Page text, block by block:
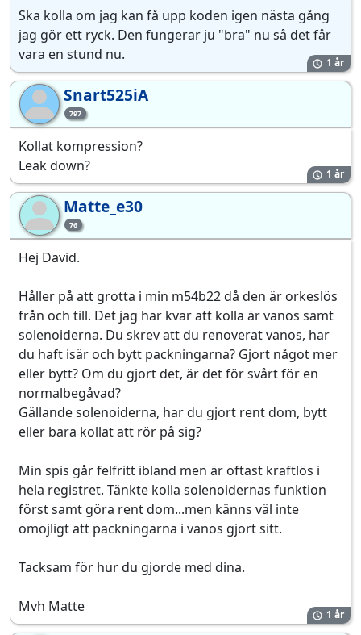
Ska kolla om jag kan få upp koden igen nästa gång
jag gör ett ryck. Den fungerar ju "bra" nu så det får
vara en stund nu.
1 år
Sn 797
Snart525iA
Kollat kompression?
Leak down?
1 år
Ma 76
Matte_e30
Hej David.
Håller på att grotta i min m54b22 då den är orkeslös
från och till. Det jag har kvar att kolla är vanos samt
solenoiderna. Du skrev att du renoverat vanos, har
du haft isär och bytt packningarna? Gjort något mer
eller bytt? Om du gjort det, är det för svårt för en
normalbegåvad?
Gällande solenoiderna, har du gjort rent dom, bytt
eller bara kollat att rör på sig?
Min spis går felfritt ibland men är oftast kraftlös i
hela registret. Tänkte kolla solenoidernas funktion
först samt göra rent dom...men känns väl inte
omöjligt att packningarna i vanos gjort sitt.
Tacksam för hur du gjorde med dina.
Mvh Matte 1 år